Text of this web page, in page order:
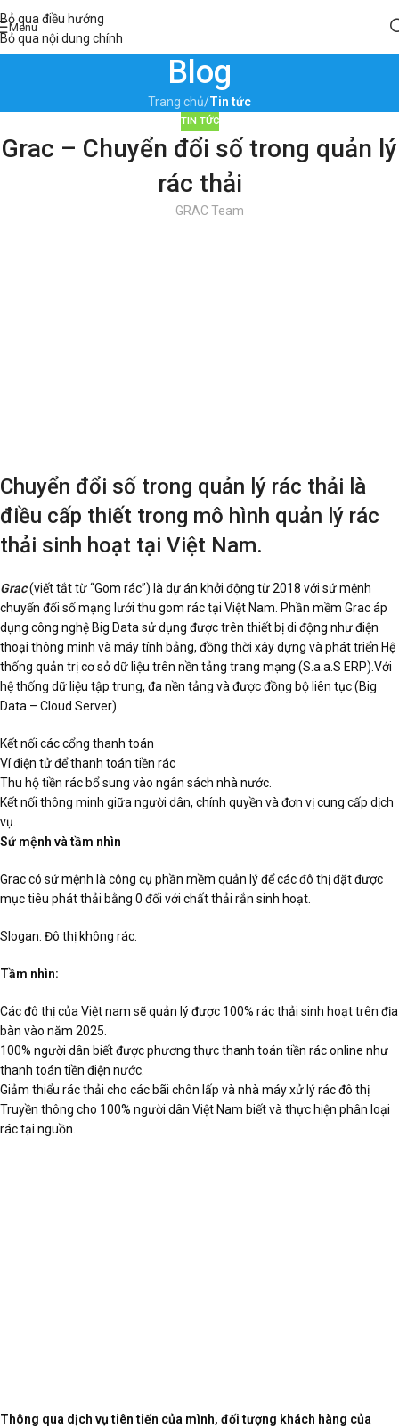
Bỏ qua điều hướng
Bỏ qua nội dung chính
Menu
Blog
Trang chủ/Tin tức
TIN TỨC
Grac – Chuyển đổi số trong quản lý
rác thải
GRAC Team
Chuyển đổi số trong quản lý rác thải là
điều cấp thiết trong mô hình quản lý rác
thải sinh hoạt tại Việt Nam.
Grac(viết tắt từ “Gom rác”) là dự án khởi động từ 2018 với sứ mệnh
chuyển đổi số mạng lưới thu gom rác tại Việt Nam. Phần mềm Grac áp
dụng công nghệ Big Data sử dụng được trên thiết bị di động như điện
thoại thông minh và máy tính bảng, đồng thời xây dựng và phát triển Hệ
thống quản trị cơ sở dữ liệu trên nền tảng trang mạng (S.a.a.S ERP).Với
hệ thống dữ liệu tập trung, đa nền tảng và được đồng bộ liên tục (Big
Data – Cloud Server).
Kết nối các cổng thanh toán
Ví điện tử để thanh toán tiền rác
Thu hộ tiền rác bổ sung vào ngân sách nhà nước.
Kết nối thông minh giữa người dân, chính quyền và đơn vị cung cấp dịch
vụ.
Sứ mệnh và tầm nhìn
Grac có sứ mệnh là công cụ phần mềm quản lý để các đô thị đặt được
mục tiêu phát thải bằng 0 đối với chất thải rắn sinh hoạt.
Slogan: Đô thị không rác.
Tầm nhìn:
Các đô thị của Việt nam sẽ quản lý được 100% rác thải sinh hoạt trên địa
bàn vào năm 2025.
100% người dân biết được phương thực thanh toán tiền rác online như
thanh toán tiền điện nước.
Giảm thiểu rác thải cho các bãi chôn lấp và nhà máy xử lý rác đô thị
Truyền thông cho 100% người dân Việt Nam biết và thực hiện phân loại
rác tại nguồn.
Thông qua dịch vụ tiên tiến của mình, đối tượng khách hàng của